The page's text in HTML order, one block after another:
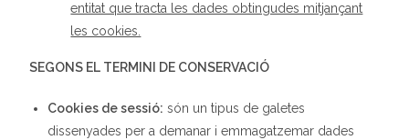
entitat que tracta les dades obtingudes mitjançant
les cookies.
SEGONS EL TERMINI DE CONSERVACIÓ
Cookies de sessió: són un tipus de galetes
dissenyades per a demanar i emmagatzemar dades